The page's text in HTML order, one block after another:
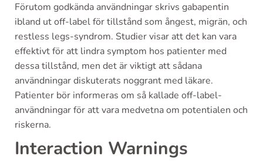
Förutom godkända användningar skrivs gabapentin
ibland ut off-label för tillstånd som ångest, migrän, och
restless legs-syndrom. Studier visar att det kan vara
effektivt för att lindra symptom hos patienter med
dessa tillstånd, men det är viktigt att sådana
användningar diskuterats noggrant med läkare.
Patienter bör informeras om så kallade off-label-
användningar för att vara medvetna om potentialen och
riskerna.
Interaction Warnings